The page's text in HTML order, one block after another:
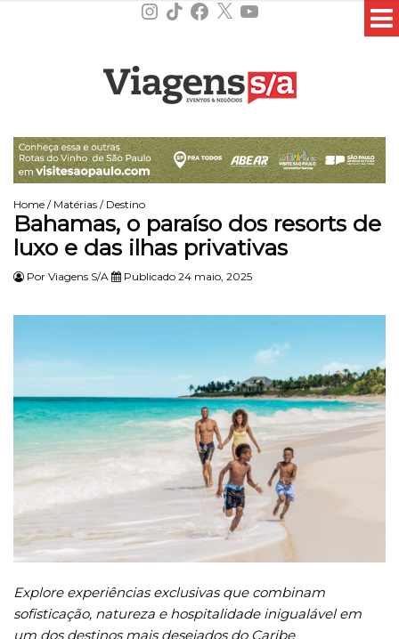
Instagram
TikTokFacebook
X YouTube
Home / Matérias / Destino
Bahamas, o paraíso dos resorts de
luxo e das ilhas privativas
Por Viagens S/A Publicado 24 maio, 2025
Explore experiências exclusivas que combinam
sofisticação, natureza e hospitalidade inigualável em
um dos destinos mais desejados do Caribe